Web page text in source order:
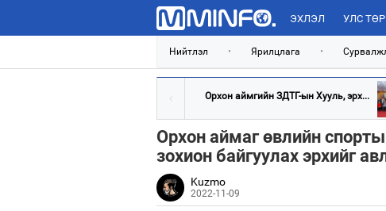
ЭХЛЭЛ УЛС ТӨР
Нийтлэл • Ярилцлага •
Орхон аймгийн ЗДТГ-ын Хууль, эрх...
Орхон аймаг өвлийн
зохион байгуулах эрхийг
Kuzmo
2022-11-09